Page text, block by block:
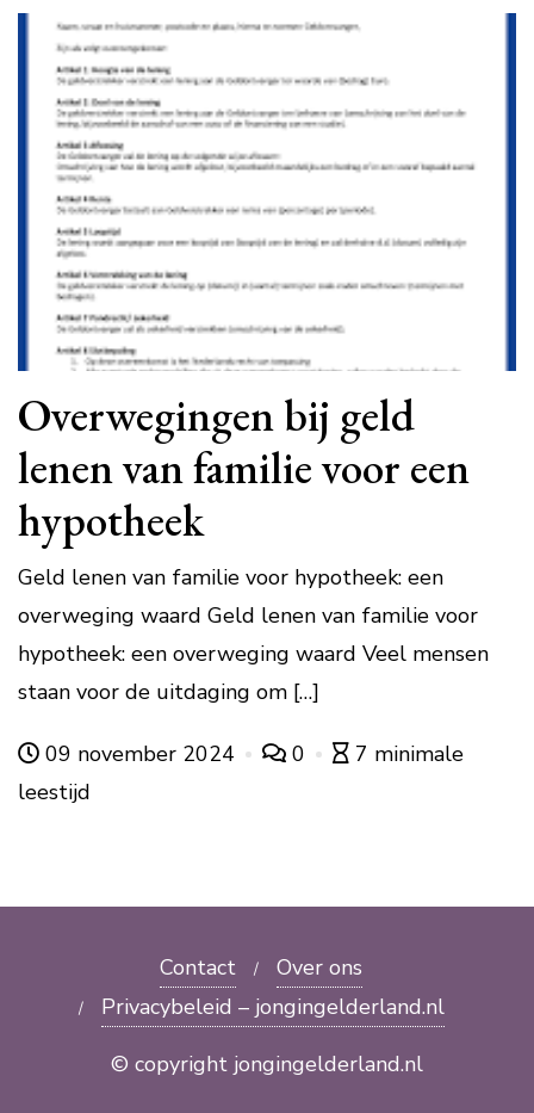
Overwegingen bij geld
lenen van familie voor een
hypotheek
Geld lenen van familie voor hypotheek: een
overweging waard Geld lenen van familie voor
hypotheek: een overweging waard Veel mensen
staan voor de uitdaging om […]
09 november 2024 0
7 minimale
leestijd
Contact
Over ons
Privacybeleid – jongingelderland.nl
© copyright jongingelderland.nl